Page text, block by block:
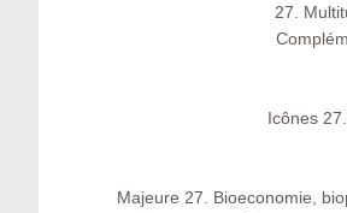
27.
Icônes
Majeure 27. Bioeconomie,